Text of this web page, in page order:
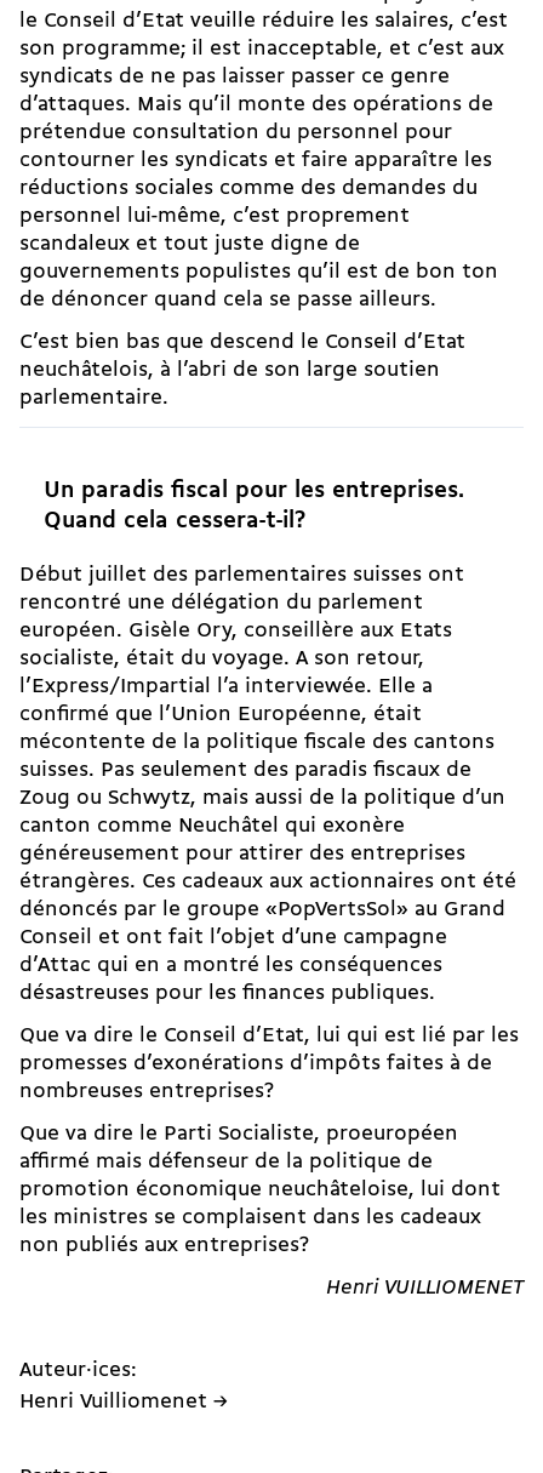
le Conseil d’Etat veuille réduire les salaires, c’est
son programme; il est inacceptable, et c’est aux
syndicats de ne pas laisser passer ce genre
d’attaques. Mais qu’il monte des opérations de
prétendue consultation du personnel pour
contourner les syndicats et faire apparaître les
réductions sociales comme des demandes du
personnel lui-même, c’est proprement
scandaleux et tout juste digne de
gouvernements populistes qu’il est de bon ton
de dénoncer quand cela se passe ailleurs.
C’est bien bas que descend le Conseil d’Etat
neuchâtelois, à l’abri de son large soutien
parlementaire.
Un paradis fiscal pour les entreprises.
Quand cela cessera-t-il?
Début juillet des parlementaires suisses ont
rencontré une délégation du parlement
européen. Gisèle Ory, conseillère aux Etats
socialiste, était du voyage. A son retour,
l’Express/Impartial l’a interviewée. Elle a
confirmé que l’Union Européenne, était
mécontente de la politique fiscale des cantons
suisses. Pas seulement des paradis fiscaux de
Zoug ou Schwytz, mais aussi de la politique d’un
canton comme Neuchâtel qui exonère
généreusement pour attirer des entreprises
étrangères. Ces cadeaux aux actionnaires ont été
dénoncés par le groupe «PopVertsSol» au Grand
Conseil et ont fait l’objet d’une campagne
d’Attac qui en a montré les conséquences
désastreuses pour les finances publiques.
Que va dire le Conseil d’Etat, lui qui est lié par les
promesses d’exonérations d’impôts faites à de
nombreuses entreprises?
Que va dire le Parti Socialiste, proeuropéen
affirmé mais défenseur de la politique de
promotion économique neuchâteloise, lui dont
les ministres se complaisent dans les cadeaux
non publiés aux entreprises?
Henri VUILLIOMENET
Auteur·ices:
Henri Vuilliomenet →